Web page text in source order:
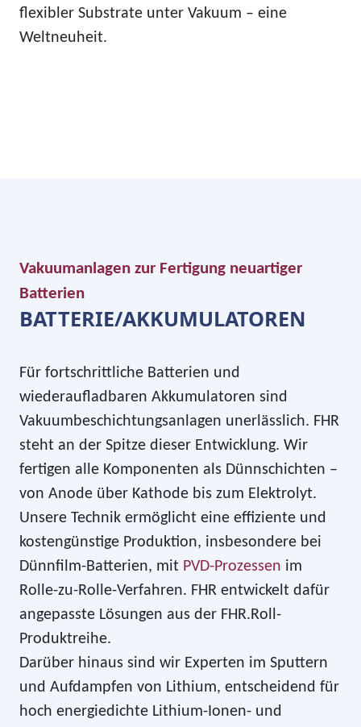
flexibler Substrate unter Vakuum – eine
Weltneuheit.
Vakuumanlagen zur Fertigung neuartiger
Batterien
BATTERIE/AKKUMULATOREN
Für fortschrittliche Batterien und
wiederaufladbaren Akkumulatoren sind
Vakuumbeschichtungsanlagen unerlässlich. FHR
steht an der Spitze dieser Entwicklung. Wir
fertigen alle Komponenten als Dünnschichten –
von Anode über Kathode bis zum Elektrolyt.
Unsere Technik ermöglicht eine effiziente und
kostengünstige Produktion, insbesondere bei
Dünnfilm-Batterien, mit PVD-Prozessen im
Rolle-zu-Rolle-Verfahren. FHR entwickelt dafür
angepasste Lösungen aus der FHR.Roll-
Produktreihe.
Darüber hinaus sind wir Experten im Sputtern
und Aufdampfen von Lithium, entscheidend für
hoch energiedichte Lithium-Ionen- und